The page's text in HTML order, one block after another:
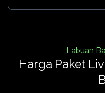
Labuan
Harga Paket